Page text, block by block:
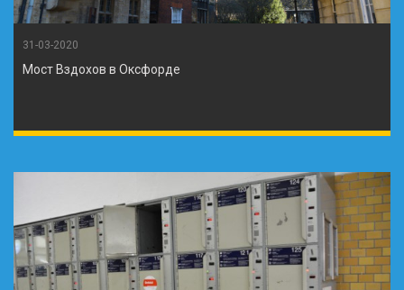
31-03-2020
Мост Вздохов в Оксфорде